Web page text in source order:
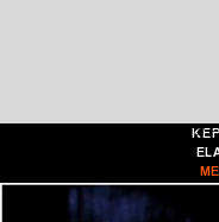
* Hasil uji klinis, Periode Uji: 6 Nov.